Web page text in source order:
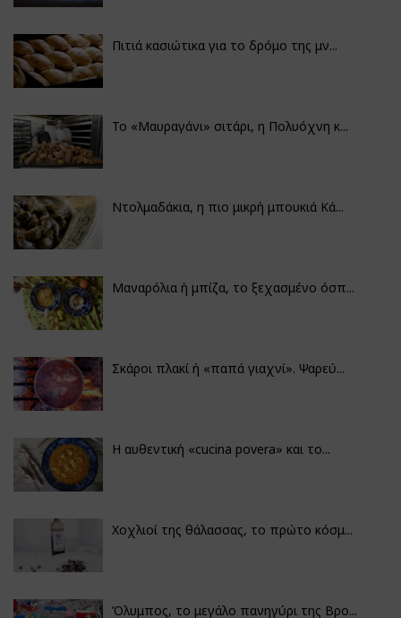
Πιτιά κασιώτικα για το δρόμο της μν...
Το «Μαυραγάνι» σιτάρι, η Πολυόχνη κ...
Ντολμαδάκια, η πιο μικρή μπουκιά Κά...
Μαναρόλια ή μπίζα, το ξεχασμένο όσπ...
Σκάροι πλακί ή «παπά γιαχνί». Ψαρεύ...
Η αυθεντική «cucina povera» και το...
Χοχλιοί της θάλασσας, το πρώτο κόσμ...
Όλυμπος, το μεγάλο πανηγύρι της Βρο...